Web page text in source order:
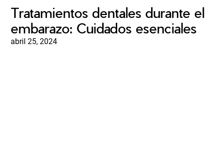
Tratamientos dentales durante el
embarazo: Cuidados esenciales
abril 25, 2024